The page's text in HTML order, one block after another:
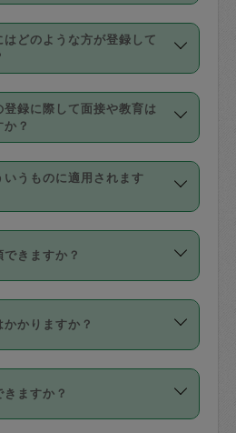
さんの交通費も、依頼料
わせてお支払いとなりま
れます。
の場合は３回以上のキャ
1200円、隔週定期の場合
ャンセルが有償（1200
１２時
１６時
２１時
間前後変更することが可
信後、個別にタスカジさ
を送り調整してくださ
時間を越えての調整はで
場合、損害保険の対象外
、洗濯、買い物、料理、
タスカジさんによってで
が異なりますので、依頼
ジさんのプロフィールで
い。
での作業や危険作業、屋
象外です。
はどのような方が登録して
の家事経験をお持ちの
理師といった資格者で保
食やレストランで料理関
事されていた方、日本で
ーパーや英語の先生とし
いるフィリピン出身の
バックグラウンドの方が
。
方など様々です。
いますので、各自の得意
登録に際して面接や教育は
？
自事務局との面接と説明
。その後、身分証明書の
いただいています。外国
。タスカジさんトレーニ
たセルフトレーニングの
を受け、合格したタスカ
れています。
の講評は１件目のレビュ
うものに適用されます
ジさんとの間でタスカジ
た作業時間内での作業に
作業範囲は、掃除、洗
物を壊したり、人にけが
場合が対象で、補償金額
きますか？
を起点に3日後（72時間
ら受付可能となっていま
「募集」をかけることが
かりますか？
は、以下の2種類がありま
ますか？